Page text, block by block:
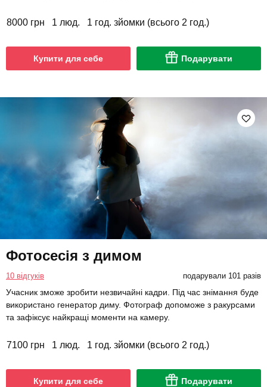
8000 грн 1 люд. 1 год. зйомки (всього 2 год.)
Купити для себе Подарувати
Фотосесія з димом
10 відгуків подарували 101 разів
Учасник зможе зробити незвичайні кадри. Під час знімання буде
використано генератор диму. Фотограф допоможе з ракурсами
та зафіксує найкращі моменти на камеру.
7100 грн 1 люд. 1 год. зйомки (всього 2 год.)
Купити для себе Подарувати